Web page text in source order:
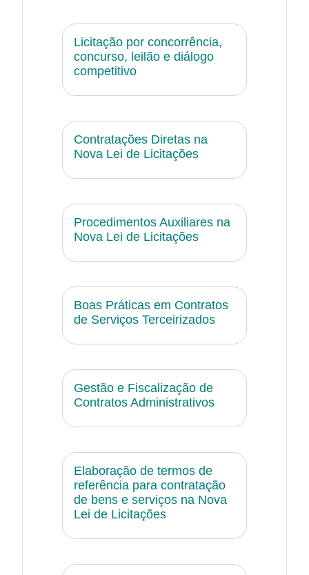
Licitação por concorrência,
concurso, leilão e diálogo
competitivo
Contratações Diretas na
Nova Lei de Licitações
Procedimentos Auxiliares na
Nova Lei de Licitações
Boas Práticas em Contratos
de Serviços Terceirizados
Gestão e Fiscalização de
Contratos Administrativos
Elaboração de termos de
referência para contratação
de bens e serviços na Nova
Lei de Licitações